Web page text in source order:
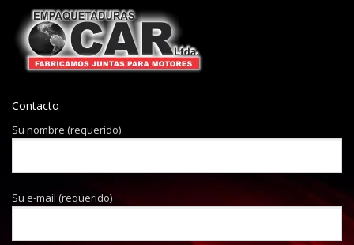
Contacto
Su nombre (requerido)
Su e-mail (requerido)